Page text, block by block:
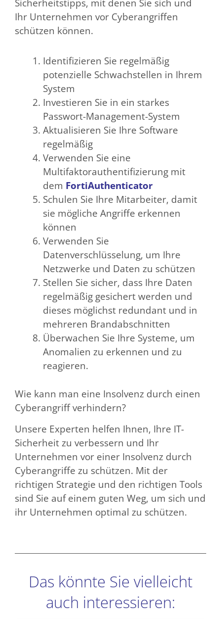
Sicherheitstipps, mit denen Sie sich und
Ihr Unternehmen vor Cyberangriffen
schützen können.
Identifizieren Sie regelmäßig
potenzielle Schwachstellen in Ihrem
System
Investieren Sie in ein starkes
Passwort-Management-System
Aktualisieren Sie Ihre Software
regelmäßig
Verwenden Sie eine
Multifaktorauthentifizierung mit
dem FortiAuthenticator
Schulen Sie Ihre Mitarbeiter, damit
sie mögliche Angriffe erkennen
können
Verwenden Sie
Datenverschlüsselung, um Ihre
Netzwerke und Daten zu schützen
Stellen Sie sicher, dass Ihre Daten
regelmäßig gesichert werden und
dieses möglichst redundant und in
mehreren Brandabschnitten
Überwachen Sie Ihre Systeme, um
Anomalien zu erkennen und zu
reagieren.
Wie kann man eine Insolvenz durch einen
Cyberangriff verhindern?
Unsere Experten helfen Ihnen, Ihre IT-
Sicherheit zu verbessern und Ihr
Unternehmen vor einer Insolvenz durch
Cyberangriffe zu schützen. Mit der
richtigen Strategie und den richtigen Tools
sind Sie auf einem guten Weg, um sich und
ihr Unternehmen optimal zu schützen.
Das könnte Sie vielleicht
auch interessieren: